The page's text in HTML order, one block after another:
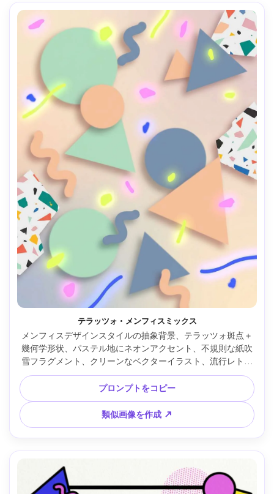
テラッツォ・メンフィスミックス
メンフィスデザインスタイルの抽象背景、テラッツォ斑点＋
幾何学形状、パステル地にネオンアクセント、不規則な紙吹
雪フラグメント、クリーンなベクターイラスト、流行レトロ
感、密度とリズムの良いバランス、85mmレンズ、浅い被写
界深度、柔らかい映画調ライティング --ar 4:5
プロンプトをコピー
類似画像を作成 ↗